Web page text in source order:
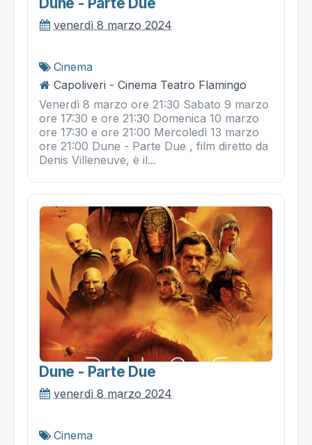
venerdì 8 marzo 2024
Cinema
Capoliveri - Cinema Teatro Flamingo
Venerdì 8 marzo ore 21:30 Sabato 9 marzo
ore 17:30 e ore 21:30 Domenica 10 marzo
ore 17:30 e ore 21:00 Mercoledì 13 marzo
ore 21:00 Dune - Parte Due , film diretto da
Denis Villeneuve, è il...
Dune - Parte Due
venerdì 8 marzo 2024
Cinema